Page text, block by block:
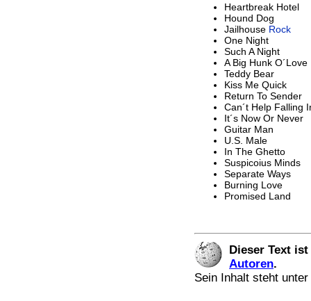
Heartbreak Hotel
Hound Dog
Jailhouse Rock
One Night
Such A Night
A Big Hunk O´Love
Teddy Bear
Kiss Me Quick
Return To Sender
Can´t Help Falling
It´s Now Or Never
Guitar Man
U.S. Male
In The Ghetto
Suspicoius Minds
Separate Ways
Burning Love
Promised Land
Dieser Text
Autoren.
Sein Inhalt steht